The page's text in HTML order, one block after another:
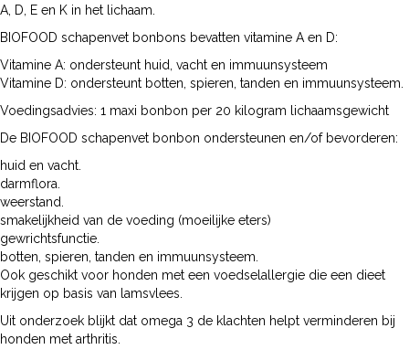
A, D, E en K in het lichaam.
BIOFOOD schapenvet bonbons bevatten vitamine A en D:
Vitamine A: ondersteunt huid, vacht en immuunsysteem
Vitamine D: ondersteunt botten, spieren, tanden en immuunsysteem.
Voedingsadvies: 1 maxi bonbon per 20 kilogram lichaamsgewicht
De BIOFOOD schapenvet bonbon ondersteunen en/of bevorderen:
huid en vacht.
darmflora.
weerstand.
smakelijkheid van de voeding (moeilijke eters)
gewrichtsfunctie.
botten, spieren, tanden en immuunsysteem.
Ook geschikt voor honden met een voedselallergie die een dieet
krijgen op basis van lamsvlees.
Uit onderzoek blijkt dat omega 3 de klachten helpt verminderen bij
honden met arthritis.